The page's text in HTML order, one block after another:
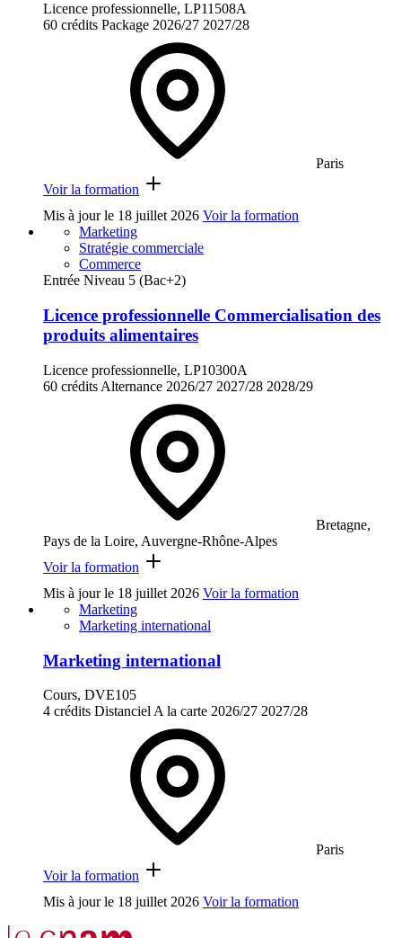
Licence professionnelle, LP11508A
60 crédits Package 2026/27 2027/28
Paris
Voir la formation
Mis à jour le 18 juillet 2026 Voir la formation
Marketing
Stratégie commerciale
Commerce
Entrée Niveau 5 (Bac+2)
Licence professionnelle Commercialisation des
produits alimentaires
Licence professionnelle, LP10300A
60 crédits Alternance 2026/27 2027/28 2028/29
Bretagne,
Pays de la Loire, Auvergne-Rhône-Alpes
Voir la formation
Mis à jour le 18 juillet 2026 Voir la formation
Marketing
Marketing international
Marketing international
Cours, DVE105
4 crédits Distanciel A la carte 2026/27 2027/28
Paris
Voir la formation
Mis à jour le 18 juillet 2026 Voir la formation